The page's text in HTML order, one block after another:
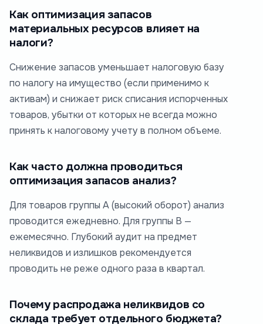
Как оптимизация запасов
материальных ресурсов влияет на
налоги?
Снижение запасов уменьшает налоговую базу
по налогу на имущество (если применимо к
активам) и снижает риск списания испорченных
товаров, убытки от которых не всегда можно
принять к налоговому учету в полном объеме.
Как часто должна проводиться
оптимизация запасов анализ?
Для товаров группы А (высокий оборот) анализ
проводится ежедневно. Для группы В —
ежемесячно. Глубокий аудит на предмет
неликвидов и излишков рекомендуется
проводить не реже одного раза в квартал.
Почему распродажа неликвидов со
склада требует отдельного бюджета?